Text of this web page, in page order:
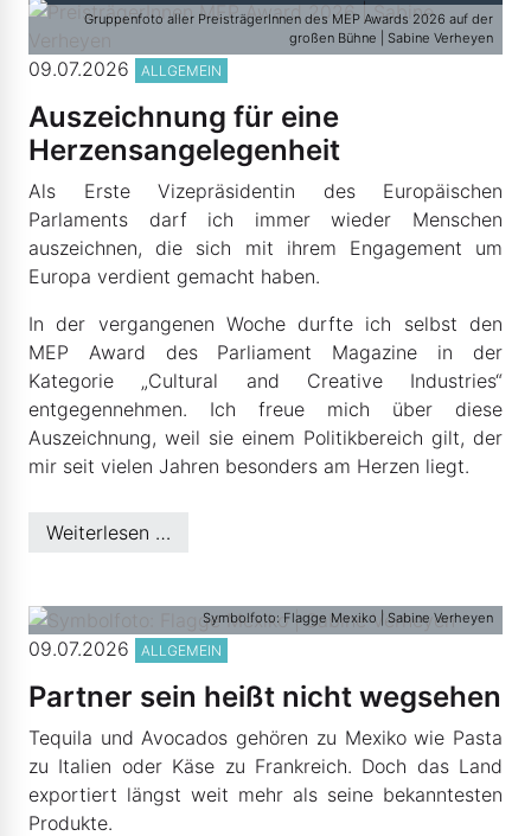
Gruppenfoto aller PreisträgerInnen des MEP Awards 2026 auf der
großen Bühne | Sabine Verheyen
09.07.2026 ALLGEMEIN
Auszeichnung für eine
Herzensangelegenheit
Als Erste Vizepräsidentin des Europäischen
Parlaments darf ich immer wieder Menschen
auszeichnen, die sich mit ihrem Engagement um
Europa verdient gemacht haben.
In der vergangenen Woche durfte ich selbst den
MEP Award des Parliament Magazine in der
Kategorie „Cultural and Creative Industries“
entgegennehmen. Ich freue mich über diese
Auszeichnung, weil sie einem Politikbereich gilt, der
mir seit vielen Jahren besonders am Herzen liegt.
Weiterlesen …
Symbolfoto: Flagge Mexiko | Sabine Verheyen
09.07.2026 ALLGEMEIN
Partner sein heißt nicht wegsehen
Tequila und Avocados gehören zu Mexiko wie Pasta
zu Italien oder Käse zu Frankreich. Doch das Land
exportiert längst weit mehr als seine bekanntesten
Produkte.